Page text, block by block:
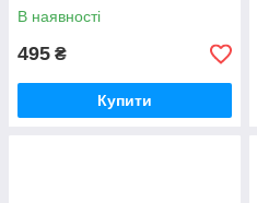
В наявності
495 ₴
Купити